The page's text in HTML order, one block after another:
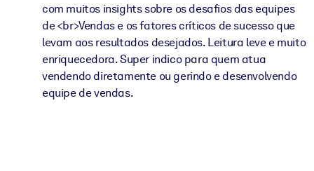
com muitos insights sobre os desafios das equipes
de <br>Vendas e os fatores críticos de sucesso que
levam aos resultados desejados. Leitura leve e muito
enriquecedora. Super indico para quem atua
vendendo diretamente ou gerindo e desenvolvendo
equipe de vendas.